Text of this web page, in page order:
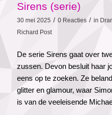
Sirens (serie)
30 mei 2025 / 0 Reacties / in
Richard Post
De serie Sirens gaat over
zussen. Devon besluit haar
eens op te zoeken. Ze
glitter en glamour, waar
is van de veeleisende